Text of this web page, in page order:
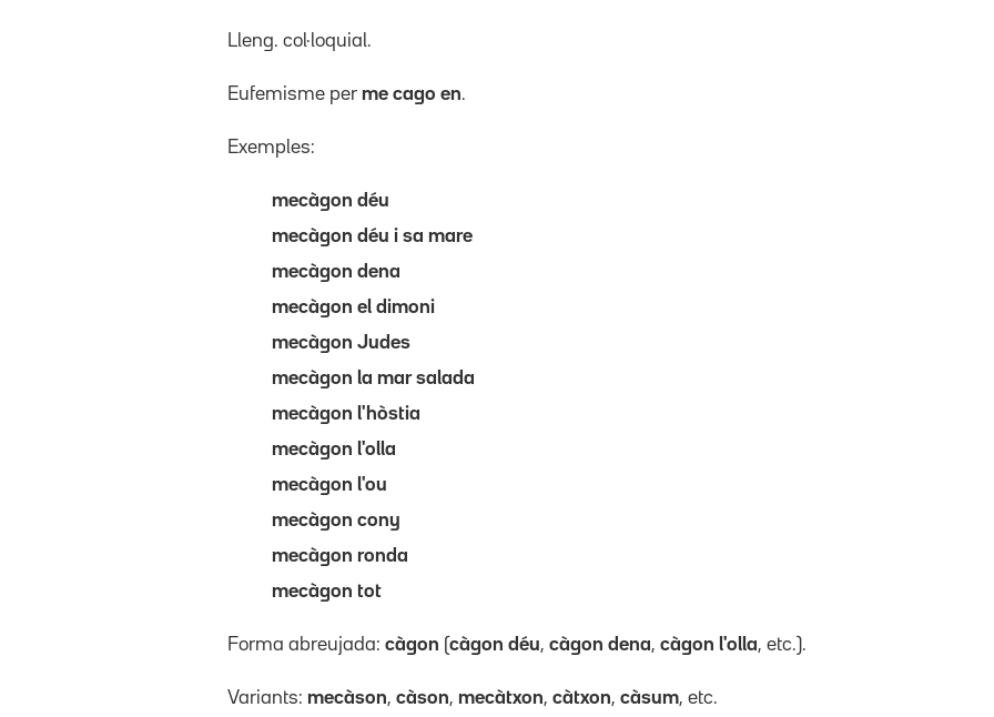
Lleng. col·loquial.
Eufemisme per me cago en.
Exemples:
mecàgon déu
mecàgon déu i sa mare
mecàgon dena
mecàgon el dimoni
mecàgon Judes
mecàgon la mar salada
mecàgon l'hòstia
mecàgon l'olla
mecàgon l'ou
mecàgon cony
mecàgon ronda
mecàgon tot
Forma abreujada: càgon (càgon déu, càgon dena, càgon l'olla, etc.).
Variants: mecàson, càson, mecàtxon, càtxon, càsum, etc.